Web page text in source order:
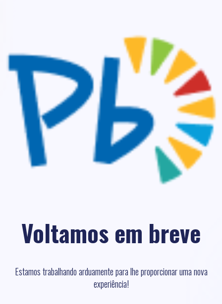
Voltamos em breve
Estamos trabalhando arduamente para lhe proporcionar uma nova
experiência!